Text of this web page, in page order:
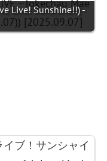
Live! Sunshine!!) -